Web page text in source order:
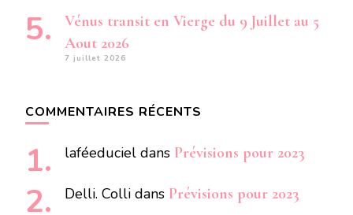
Vénus transit en Vierge du 9 Juillet au 5
Aout 2026
7 juillet 2026
COMMENTAIRES RÉCENTS
laféeduciel dans Prévisions pour 2023
Delli. Colli dans Prévisions pour 2023